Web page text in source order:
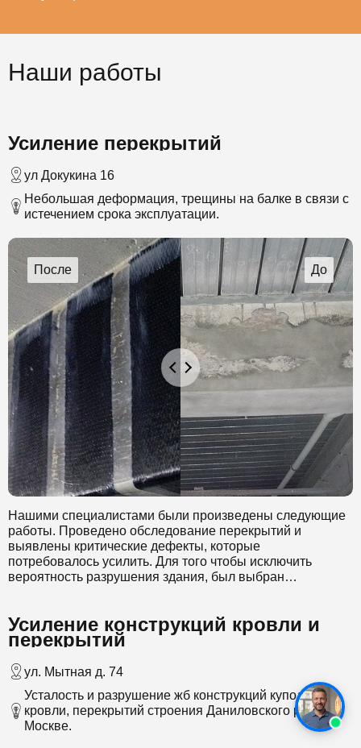
Наши работы
Усиление перекрытий
ул Докукина 16
Небольшая деформация, трещины на балке в связи с
истечением срока эксплуатации.
Нашими специалистами были произведены следующие
работы. Проведено обследование перекрытий и
выявлены критические дефекты, которые
потребовалось усилить. Для того чтобы исключить
вероятность разрушения здания, был выбран
Усиление конструкций кровли и
перекрытий
ул. Мытная д. 74
Усталость и разрушение жб конструкций купола и
кровли, перекрытий строения Даниловского рынка в
Москве.